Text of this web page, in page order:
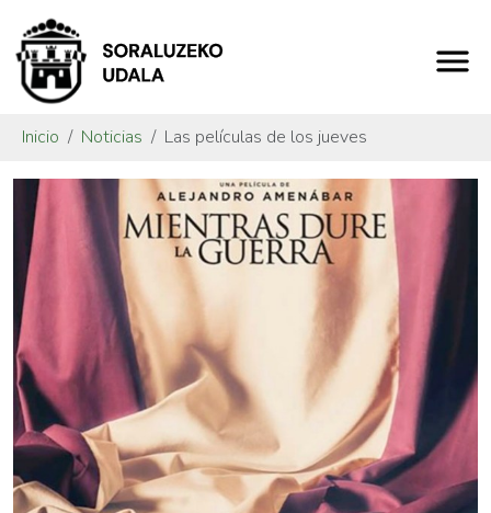
Inicio Noticias Las películas de los jueves